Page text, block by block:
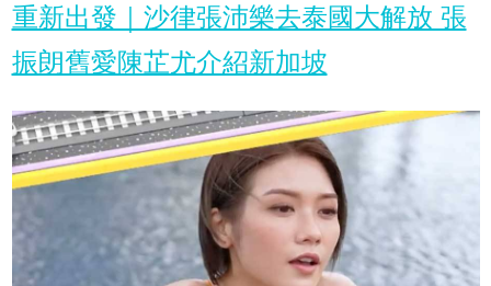
重新出發｜沙律張沛樂去泰國大解放 張
振朗舊愛陳芷尤介紹新加坡